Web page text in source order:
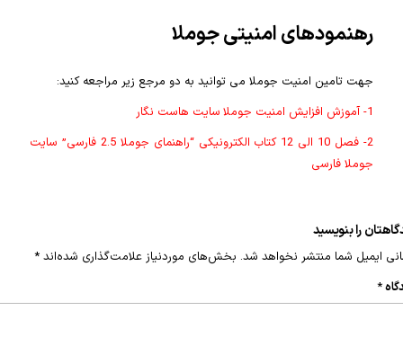
رهنمودهای امنیتی جوملا
جهت تامین امنیت جوملا می توانید به دو مرجع زیر مراجعه کنید:
1- آموزش افزایش امنیت جوملا
سایت هاست نگار
2- فصل 10 الی 12 کتاب الکترونیکی “راهنمای جوملا 2.5 فارسی” سایت
جوملا فارسی
را بنویسید
ایمیل شما منتشر نخواهد شد. بخش‌های موردنیاز علامت‌گذاری شده‌اند *
*